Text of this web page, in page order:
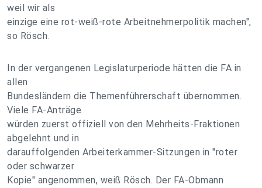
weil wir als
einzige eine rot-weiß-rote Arbeitnehmerpolitik machen",
so Rösch.
In der vergangenen Legislaturperiode hätten die FA in
allen
Bundesländern die Themenführerschaft übernommen.
Viele FA-Anträge
würden zuerst offiziell von den Mehrheits-Fraktionen
abgelehnt und in
darauffolgenden Arbeiterkammer-Sitzungen in "roter
oder schwarzer
Kopie" angenommen, weiß Rösch. Der FA-Obmann